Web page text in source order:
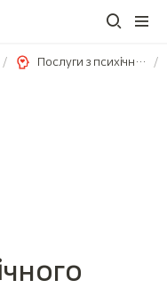
/ Послуги з психічного здоров’я /